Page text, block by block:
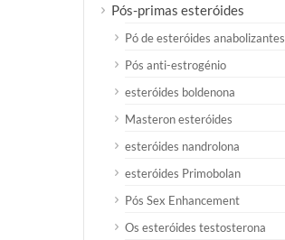
Pós-primas esteróides
Pó de esteróides anabolizantes
Pós anti-estrogénio
esteróides boldenona
Masteron esteróides
esteróides nandrolona
esteróides Primobolan
Pós Sex Enhancement
Os esteróides testosterona